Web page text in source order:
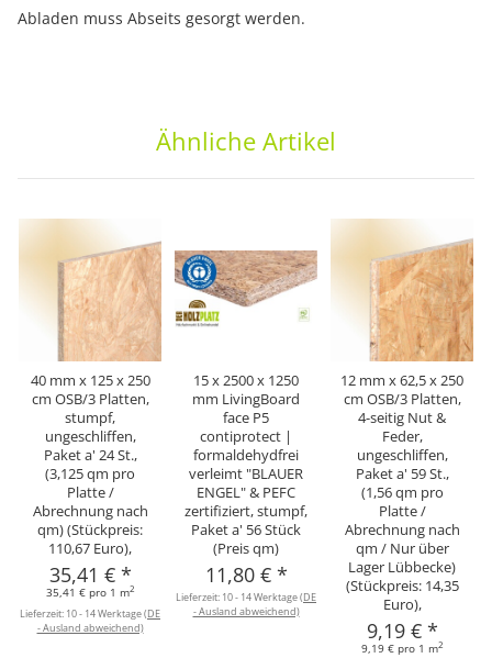
Abladen muss Abseits gesorgt werden.
Ähnliche Artikel
40 mm x 125 x 250
cm OSB/3 Platten,
stumpf,
ungeschliffen,
Paket a' 24 St.,
(3,125 qm pro
Platte /
Abrechnung nach
qm) (Stückpreis:
110,67 Euro),
35,41 € *
35,41 € pro 1 m2
Lieferzeit: 10 - 14 Werktage(DE
- Ausland abweichend)
15 x 2500 x 1250
mm LivingBoard
face P5
contiprotect |
formaldehydfrei
verleimt "BLAUER
ENGEL" & PEFC
zertifiziert, stumpf,
Paket a' 56 Stück
(Preis qm)
11,80 € *
Lieferzeit: 10 - 14 Werktage(DE
- Ausland abweichend)
12 mm x 62,5 x 250
cm OSB/3 Platten,
4-seitig Nut &
Feder,
ungeschliffen,
Paket a' 59 St.,
(1,56 qm pro
Platte /
Abrechnung nach
qm / Nur über
Lager Lübbecke)
(Stückpreis: 14,35
Euro),
9,19 € *
9,19 € pro 1 m2